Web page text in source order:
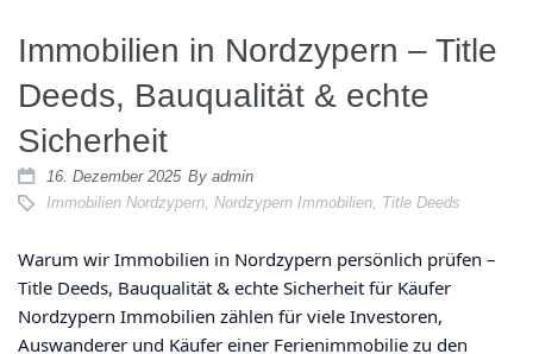
Immobilien in Nordzypern – Title
Deeds, Bauqualität & echte
Sicherheit
16. Dezember 2025 By admin
Immobilien Nordzypern, Nordzypern Immobilien, Title Deeds
Warum wir Immobilien in Nordzypern persönlich prüfen –
Title Deeds, Bauqualität & echte Sicherheit für Käufer
Nordzypern Immobilien zählen für viele Investoren,
Auswanderer und Käufer einer Ferienimmobilie zu den